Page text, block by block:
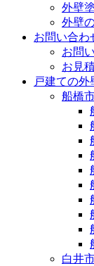
外壁
外壁
お問い合わ
お問
お見
戸建ての
船橋
白井